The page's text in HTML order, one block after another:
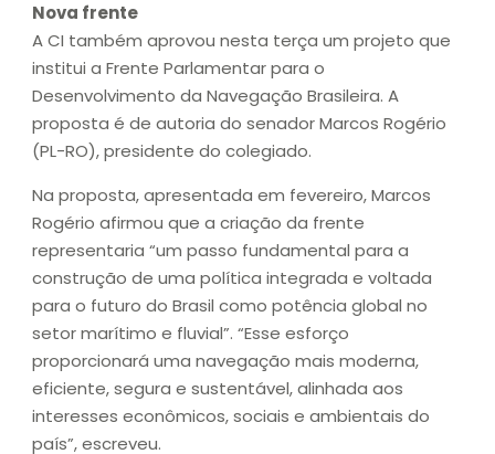
Nova frente
A CI também aprovou nesta terça um projeto que
institui a Frente Parlamentar para o
Desenvolvimento da Navegação Brasileira. A
proposta é de autoria do senador Marcos Rogério
(PL-RO), presidente do colegiado.
Na proposta, apresentada em fevereiro, Marcos
Rogério afirmou que a criação da frente
representaria “um passo fundamental para a
construção de uma política integrada e voltada
para o futuro do Brasil como potência global no
setor marítimo e fluvial”. “Esse esforço
proporcionará uma navegação mais moderna,
eficiente, segura e sustentável, alinhada aos
interesses econômicos, sociais e ambientais do
país”, escreveu.